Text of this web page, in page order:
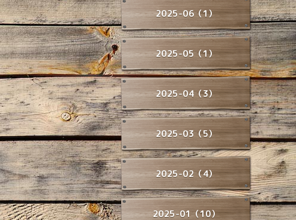
2025-06（1）
2025-05（1）
2025-04（3）
2025-03（5）
2025-02（4）
2025-01（10）